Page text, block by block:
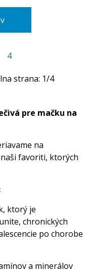
4
strana: 1/4
pre mačku na
na
favoriti, ktorých
ktorý je
chronických
po chorobe
a minerálov